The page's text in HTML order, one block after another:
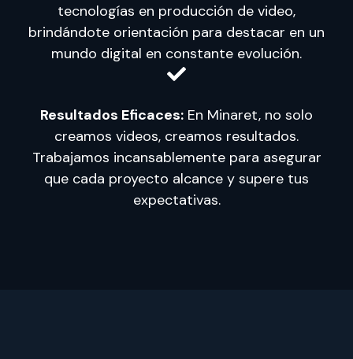
tecnologías en producción de video,
brindándote orientación para destacar en un
mundo digital en constante evolución.
Resultados Eficaces: En Minaret, no solo
creamos videos, creamos resultados.
Trabajamos incansablemente para asegurar
que cada proyecto alcance y supere tus
expectativas.